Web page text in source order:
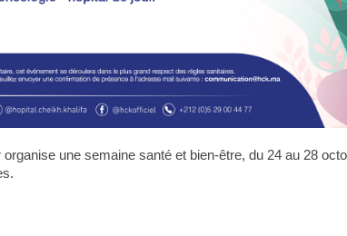
une semaine santé et bien-être, du 24 au 28